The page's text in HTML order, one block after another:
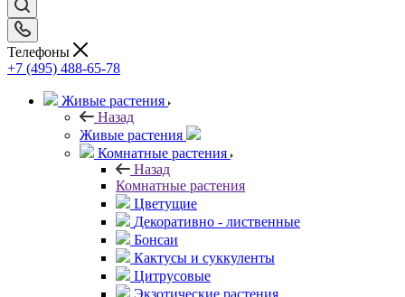
Телефоны
+7 (495) 488-65-78
Живые растения
Назад
Живые растения
Комнатные растения
Назад
Комнатные растения
Цветущие
Декоративно - лиственные
Бонсаи
Кактусы и суккуленты
Цитрусовые
Экзотические растения